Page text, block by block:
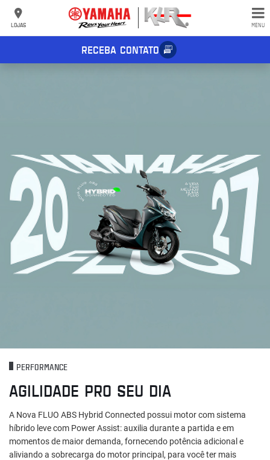
LOJAS MENU
RECEBA CONTATO
PERFORMANCE
AGILIDADE PRO SEU DIA
A Nova FLUO ABS Hybrid Connected possui motor com sistema
híbrido leve com Power Assist: auxilia durante a partida e em
momentos de maior demanda, fornecendo potência adicional e
aliviando a sobrecarga do motor principal, para você ter mais